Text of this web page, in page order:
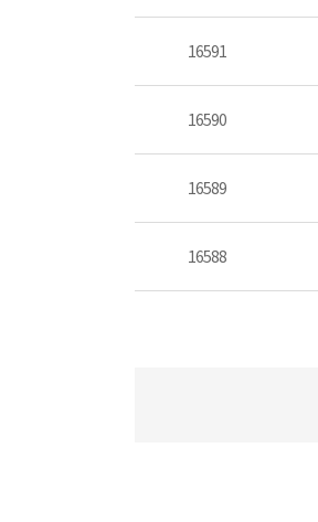
16591
16590
16589
16588